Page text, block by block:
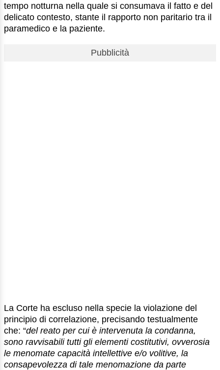
tempo notturna nella quale si consumava il fatto e del
delicato contesto, stante il rapporto non paritario tra il
paramedico e la paziente.
Pubblicità
La Corte ha escluso nella specie la violazione del
principio di correlazione, precisando testualmente
che: “del reato per cui è intervenuta la condanna,
sono ravvisabili tutti gli elementi costitutivi, ovverosia
le menomate capacità intellettive e/o volitive, la
consapevolezza di tale menomazione da parte